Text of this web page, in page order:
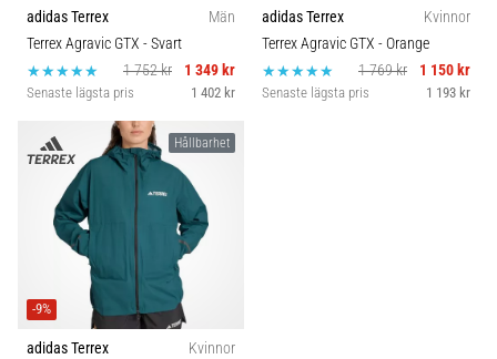
adidas Terrex
Män
Terrex Agravic GTX - Svart
1 752 kr
1 349 kr
Senaste lägsta pris 1 402 kr
adidas Terrex
Kvinnor
Terrex Agravic GTX - Orange
1 769 kr
1 150 kr
Senaste lägsta pris 1 193 kr
Hållbarhet
-9%
adidas Terrex
Kvinnor